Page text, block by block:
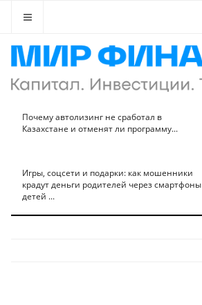
Почему автолизинг не сработал в
Казахстане и отменят ли программу...
Игры, соцсети и подарки: как мошенники
крадут деньги родителей через смартфоны
детей ...